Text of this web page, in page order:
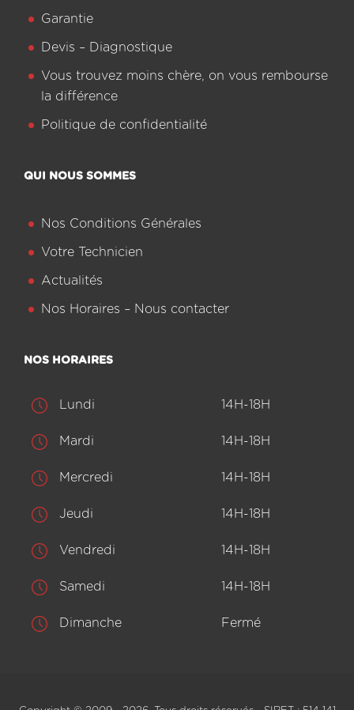
Garantie
Devis – Diagnostique
Vous trouvez moins chère, on vous rembourse
la différence
Politique de confidentialité
QUI NOUS SOMMES
Nos Conditions Générales
Votre Technicien
Actualités
Nos Horaires – Nous contacter
NOS HORAIRES
Lundi 14H-18H
Mardi 14H-18H
Mercredi 14H-18H
Jeudi 14H-18H
Vendredi 14H-18H
Samedi 14H-18H
Dimanche Fermé